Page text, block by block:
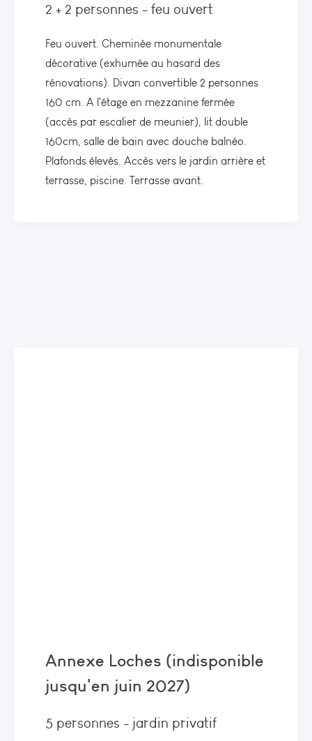
2 + 2 personnes - feu ouvert
Feu ouvert. Cheminée monumentale
décorative (exhumée au hasard des
rénovations). Divan convertible 2 personnes
160 cm. A l'étage en mezzanine fermée
(accès par escalier de meunier), lit double
160cm, salle de bain avec douche balnéo.
Plafonds élevés. Accès vers le jardin arrière et
terrasse, piscine. Terrasse avant.
Annexe Loches (indisponible
jusqu'en juin 2027)
5 personnes - jardin privatif